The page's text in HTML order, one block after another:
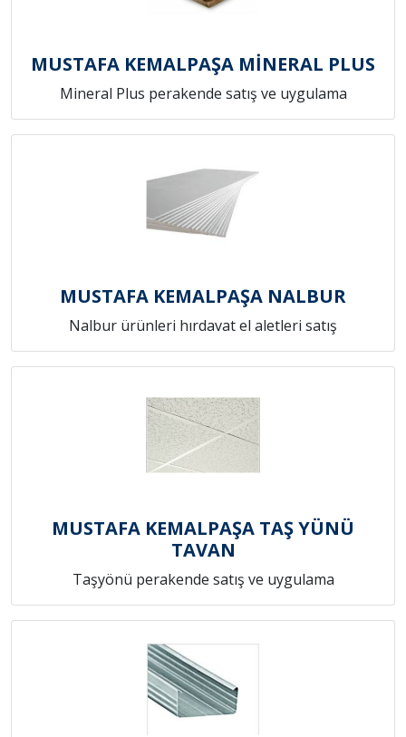
MUSTAFA KEMALPAŞA MİNERAL PLUS
Mineral Plus perakende satış ve uygulama
MUSTAFA KEMALPAŞA NALBUR
Nalbur ürünleri hırdavat el aletleri satış
MUSTAFA KEMALPAŞA TAŞ YÜNÜ
TAVAN
Taşyönü perakende satış ve uygulama